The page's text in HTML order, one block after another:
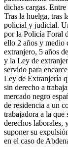
dichas cargas.
Tras la huelga, tras
policial y judicial.
por la Policía Foral
ello 2 años y medio
extranjero, 5 años
y la Ley de
servido para
Ley de Extranjería
sin derecho a
mercado negro
de residencia a un
trabajadora a la
derechos laborales,
suponer su
en el caso de